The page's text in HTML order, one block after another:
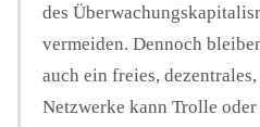
des
vermeiden. Dennoch
auch ein freies,
Netzwerke kann Trolle oder